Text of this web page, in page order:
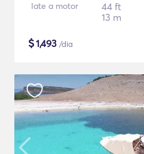
Iate a motor
44 ft
13 m
$1,493 /dia